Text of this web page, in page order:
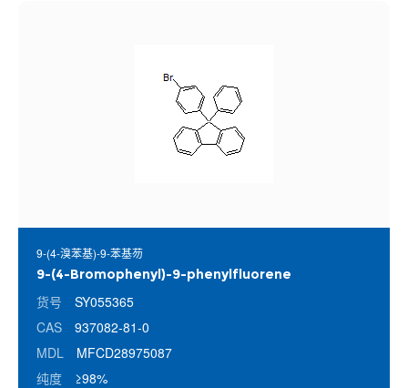
9-(4-溴苯基)-9-苯基芴
9-(4-Bromophenyl)-9-phenylfluorene
货号
SY055365
CAS
937082-81-0
MDL
MFCD28975087
纯度
≥98%